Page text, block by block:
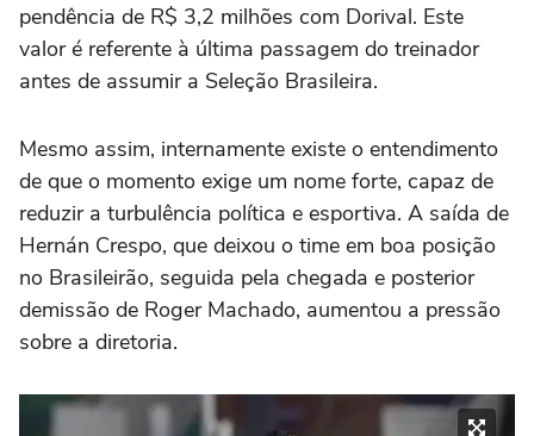
pendência de R$ 3,2 milhões com Dorival. Este
valor é referente à última passagem do treinador
antes de assumir a Seleção Brasileira.
Mesmo assim, internamente existe o entendimento
de que o momento exige um nome forte, capaz de
reduzir a turbulência política e esportiva. A saída de
Hernán Crespo, que deixou o time em boa posição
no Brasileirão, seguida pela chegada e posterior
demissão de Roger Machado, aumentou a pressão
sobre a diretoria.